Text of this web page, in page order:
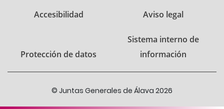
Accesibilidad Aviso legal
Protección de datos
Sistema interno de
información
© Juntas Generales de Álava 2026